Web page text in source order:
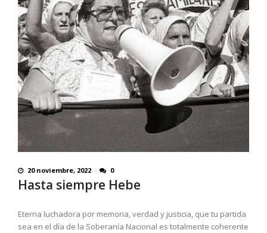
20 noviembre, 2022 0
Hasta siempre Hebe
Eterna luchadora por memoria, verdad y justicia, que tu partida
sea en el día de la Soberanía Nacional es totalmente coherente